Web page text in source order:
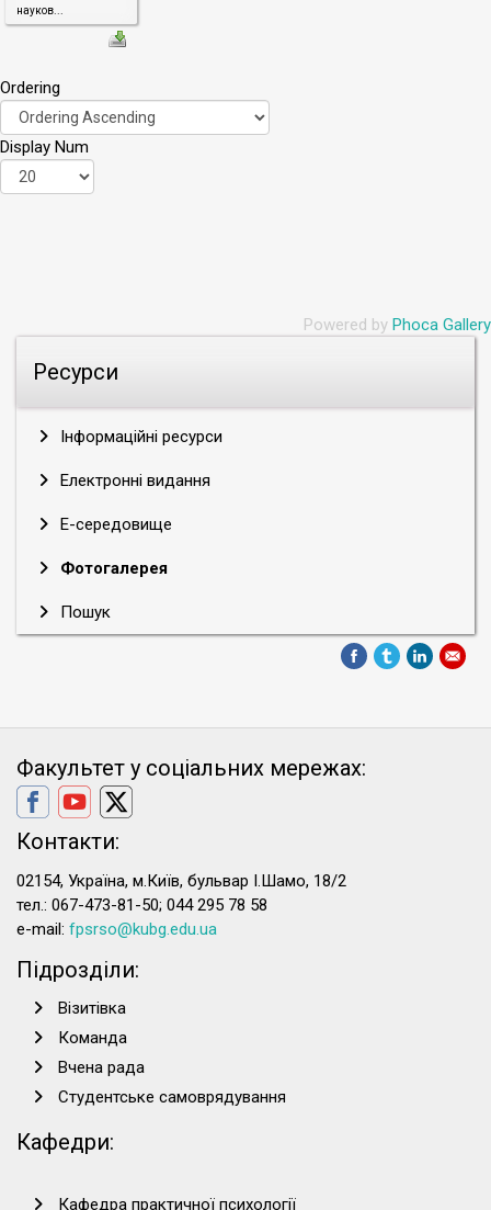
Ресурси
Інформаційні ресурси
Електронні видання
Е-середовище
Фотогалерея
Пошук
науков...
Ordering
Display Num
Powered by Phoca Gallery
Факультет у соціальних мережах:
Контакти:
02154, Україна, м.Київ, бульвар І.Шамо, 18/2
тел.: 067-473-81-50; 044 295 78 58
e-mail: fpsrso@kubg.edu.ua
Підрозділи:
Візитівка
Команда
Вчена рада
Студентське самоврядування
Кафедри:
Кафедра практичної психології